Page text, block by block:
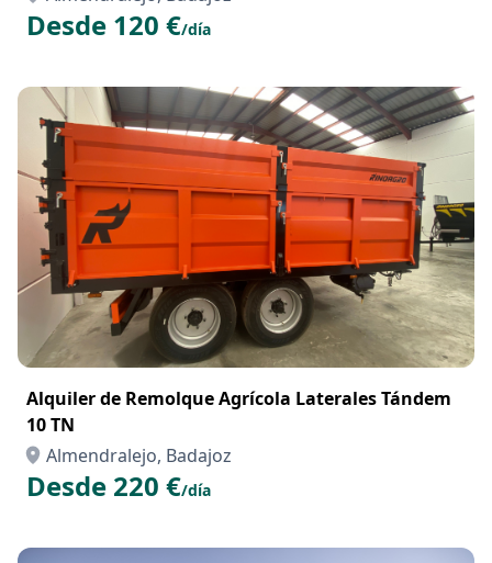
Desde 120 €/día
Alquiler de Remolque Agrícola Laterales Tándem
10 TN
Almendralejo, Badajoz
Desde 220 €/día